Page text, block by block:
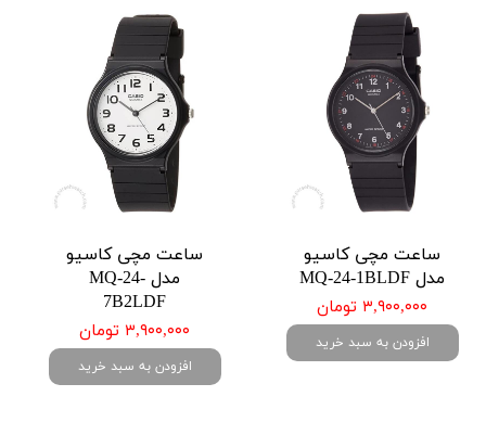
ساعت مچی کاسیو
مدل MQ-24-1BLDF
۳,۹۰۰,۰۰۰ تومان
افزودن به سبد خرید
ساعت مچی کاسیو
مدل MQ-24-
7B2LDF
۳,۹۰۰,۰۰۰ تومان
افزودن به سبد خرید